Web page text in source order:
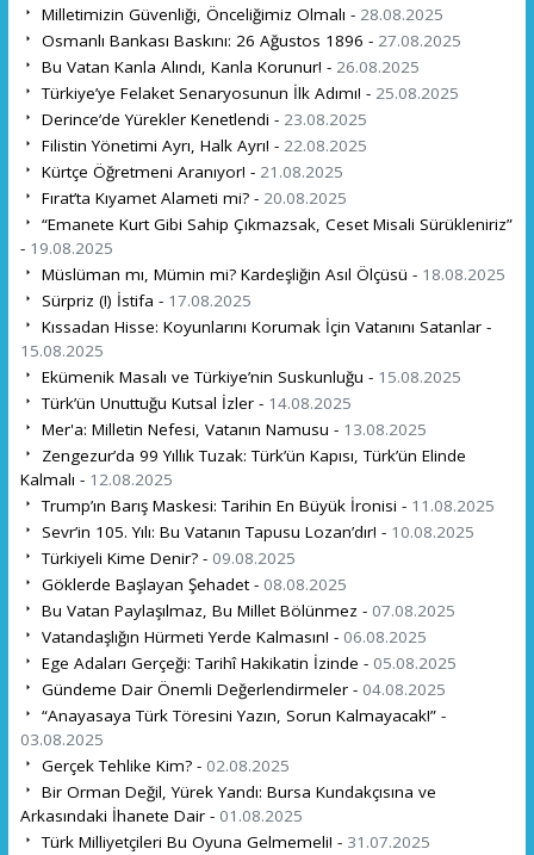
Milletimizin Güvenliği, Önceliğimiz Olmalı - 28.08.2025
Osmanlı Bankası Baskını: 26 Ağustos 1896 - 27.08.2025
Bu Vatan Kanla Alındı, Kanla Korunur! - 26.08.2025
Türkiye’ye Felaket Senaryosunun İlk Adımı! - 25.08.2025
Derince’de Yürekler Kenetlendi - 23.08.2025
Filistin Yönetimi Ayrı, Halk Ayrı! - 22.08.2025
Kürtçe Öğretmeni Aranıyor! - 21.08.2025
Fırat’ta Kıyamet Alameti mi? - 20.08.2025
“Emanete Kurt Gibi Sahip Çıkmazsak, Ceset Misali Sürükleniriz”
- 19.08.2025
Müslüman mı, Mümin mi? Kardeşliğin Asıl Ölçüsü - 18.08.2025
Sürpriz (!) İstifa - 17.08.2025
Kıssadan Hisse: Koyunlarını Korumak İçin Vatanını Satanlar -
15.08.2025
Ekümenik Masalı ve Türkiye’nin Suskunluğu - 15.08.2025
Türk’ün Unuttuğu Kutsal İzler - 14.08.2025
Mer'a: Milletin Nefesi, Vatanın Namusu - 13.08.2025
Zengezur’da 99 Yıllık Tuzak: Türk’ün Kapısı, Türk’ün Elinde
Kalmalı - 12.08.2025
Trump’ın Barış Maskesi: Tarihin En Büyük İronisi - 11.08.2025
Sevr’in 105. Yılı: Bu Vatanın Tapusu Lozan’dır! - 10.08.2025
Türkiyeli Kime Denir? - 09.08.2025
Göklerde Başlayan Şehadet - 08.08.2025
Bu Vatan Paylaşılmaz, Bu Millet Bölünmez - 07.08.2025
Vatandaşlığın Hürmeti Yerde Kalmasın! - 06.08.2025
Ege Adaları Gerçeği: Tarihî Hakikatin İzinde - 05.08.2025
Gündeme Dair Önemli Değerlendirmeler - 04.08.2025
“Anayasaya Türk Töresini Yazın, Sorun Kalmayacak!” -
03.08.2025
Gerçek Tehlike Kim? - 02.08.2025
Bir Orman Değil, Yürek Yandı: Bursa Kundakçısına ve
Arkasındaki İhanete Dair - 01.08.2025
Türk Milliyetçileri Bu Oyuna Gelmemeli! - 31.07.2025